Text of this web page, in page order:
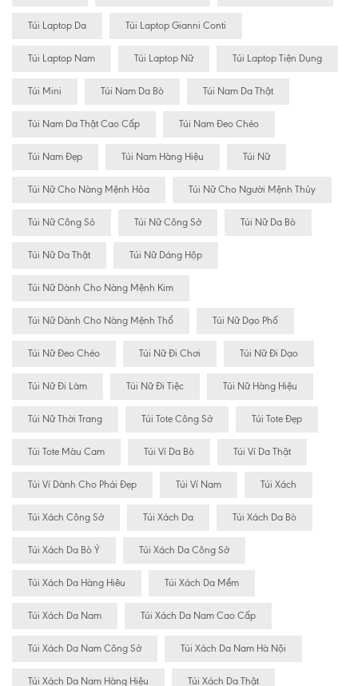
Túi Laptop Da Túi Laptop Gianni Conti
Túi Laptop Nam Túi Laptop Nữ Túi Laptop Tiện Dụng
Túi Mini Túi Nam Da Bò Túi Nam Da Thật
Túi Nam Da Thật Cao Cấp Túi Nam Đeo Chéo
Túi Nam Đẹp Túi Nam Hàng Hiệu Túi Nữ
Túi Nữ Cho Nàng Mệnh Hỏa Túi Nữ Cho Người Mệnh Thủy
Túi Nữ Công Sỏ Túi Nữ Công Sở Túi Nữ Da Bò
Túi Nữ Da Thật Túi Nữ Dáng Hộp
Túi Nữ Dành Cho Nàng Mệnh Kim
Túi Nữ Dành Cho Nàng Mệnh Thổ Túi Nữ Dạo Phố
Túi Nữ Đeo Chéo Túi Nữ Đi Chơi Túi Nữ Đi Dạo
Túi Nữ Đi Làm Túi Nữ Đi Tiệc Túi Nữ Hàng Hiệu
Túi Nữ Thời Trang Túi Tote Công Sở Túi Tote Đẹp
Túi Tote Màu Cam Túi Ví Da Bò Túi Ví Da Thật
Túi Ví Dành Cho Phái Đẹp Túi Ví Nam Túi Xách
Túi Xách Công Sở Túi Xách Da Túi Xách Da Bò
Túi Xách Da Bò Ý Túi Xách Da Công Sở
Túi Xách Da Hàng Hiêu Túi Xách Da Mềm
Túi Xách Da Nam Túi Xách Da Nam Cao Cấp
Túi Xách Da Nam Công Sở Túi Xách Da Nam Hà Nội
Túi Xách Da Nam Hàng Hiệu Túi Xách Da Thật